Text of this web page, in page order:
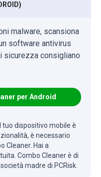
malware, scansiona
software antivirus
sicurezza consigliano
per Android
tuo dispositivo mobile è
è necessario
Cleaner. Hai a
Combo Cleaner è di
società madre di PCRisk.